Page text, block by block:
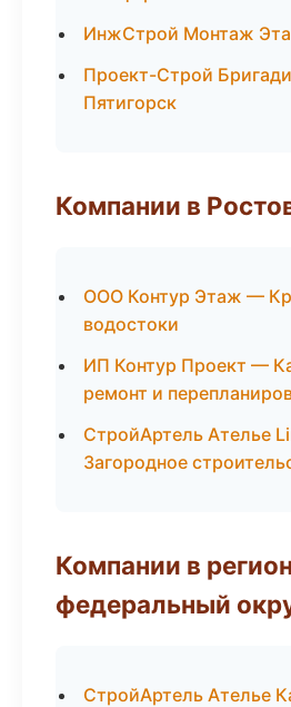
ИнжСтрой Монтаж
Проект-Строй
Пятигорск
Компании в
ООО Контур Этаж —
водостоки
ИП Контур Проект —
ремонт и
СтройАртель Ателье
Загородное
Компании в
федеральный
СтройАртель Ателье